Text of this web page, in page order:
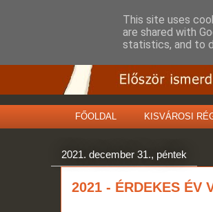
FŐOLDAL KISVÁROSI
2021. december 31., péntek
2021 - ÉRDEKES ÉV
This site uses
are shared with
statistics, and to